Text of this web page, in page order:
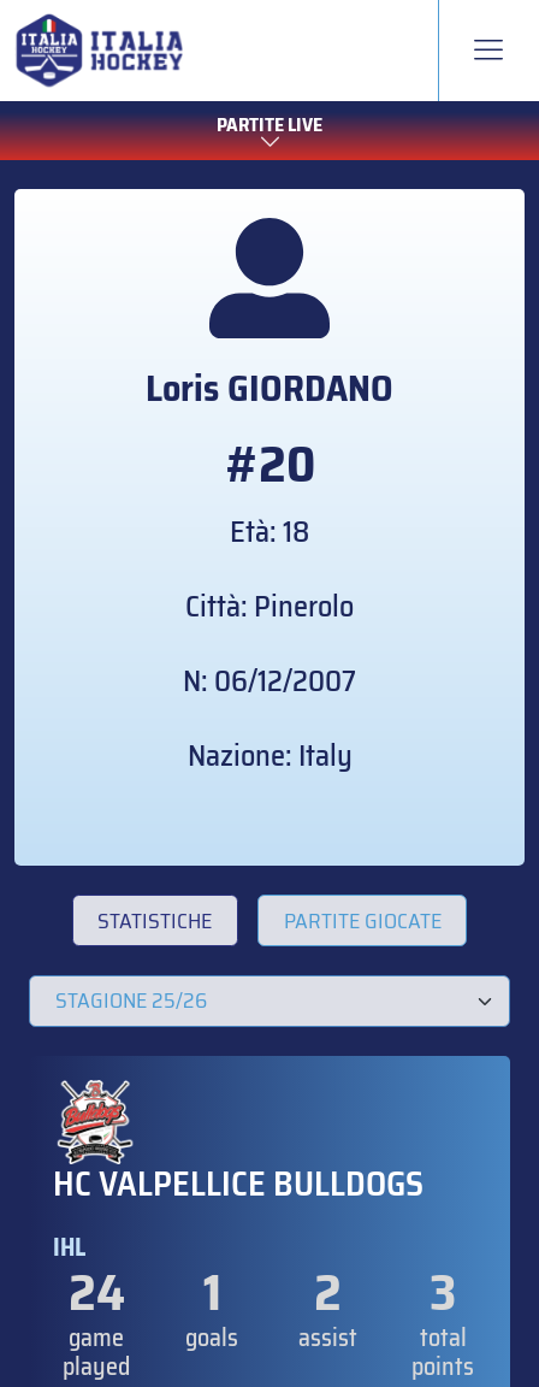
PARTITE LIVE
LorisGIORDANO
#20
Età: 18
Città: Pinerolo
N: 06/12/2007
Nazione: Italy
STATISTICHE PARTITE GIOCATE
HC VALPELLICE BULLDOGS
IHL
24
game
played
1
goals
2
assist
3
total
points